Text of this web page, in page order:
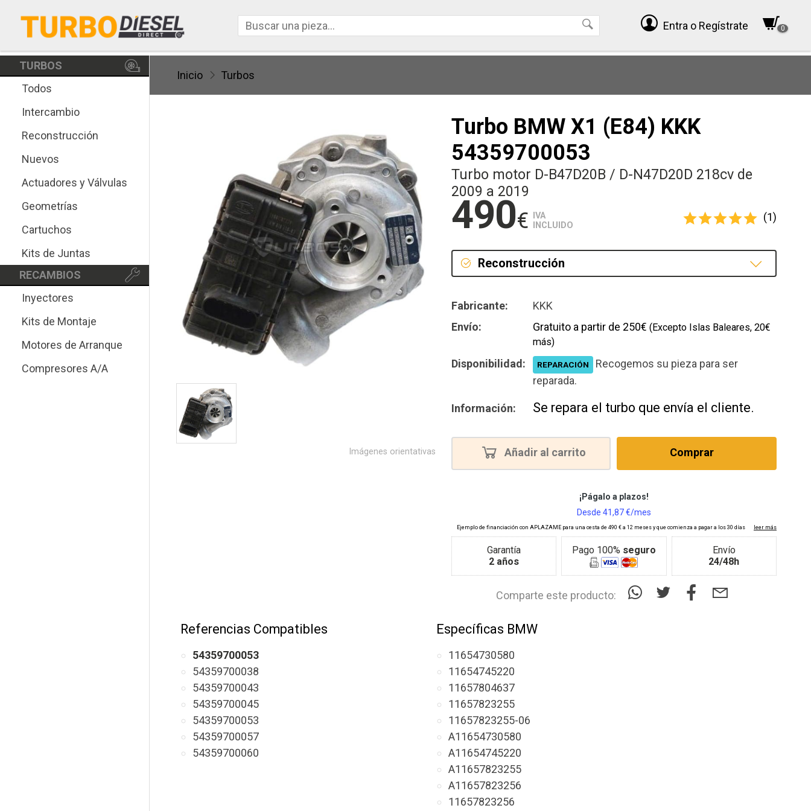
Entra o Regístrate 0
TURBOS
Todos
Intercambio
Reconstrucción
Nuevos
Actuadores y Válvulas
Geometrías
Cartuchos
Kits de Juntas
RECAMBIOS
Inyectores
Kits de Montaje
Motores de Arranque
Compresores A/A
Inicio Turbos
Turbo BMW X1 (E84) KKK
54359700053
Turbo motor D-B47D20B / D-N47D20D 218cv de
2009 a 2019
490€
IVA
INCLUIDO
(1)
Reconstrucción
Fabricante:
KKK
Envío:
Gratuito a partir de 250€ (Excepto Islas Baleares, 20€
más)
Disponibilidad: REPARACIÓN
Recogemos su pieza para ser
reparada.
Información: Se repara el turbo que envía el cliente.
Añadir al carrito Comprar
Garantía
2 años
Pago 100% seguro
Envío
24/48h
Comparte este producto:
Imágenes orientativas
Referencias Compatibles
54359700053
54359700038
54359700043
54359700045
54359700053
54359700057
54359700060
Específicas BMW
11654730580
11654745220
11657804637
11657823255
11657823255-06
A11654730580
A11654745220
A11657823255
A11657823256
11657823256